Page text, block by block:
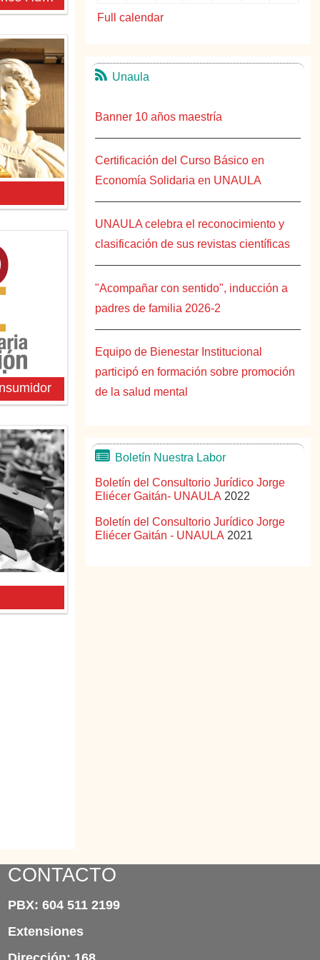
Full calendar
Unaula
Banner 10 años maestría
Certificación del Curso Básico en
Economía Solidaria en UNAULA
UNAULA celebra el reconocimiento y
clasificación de sus revistas científicas
"Acompañar con sentido", inducción a
padres de familia 2026-2
Equipo de Bienestar Institucional
participó en formación sobre promoción
de la salud mental
Boletín Nuestra Labor
Boletín del Consultorio Jurídico Jorge
Eliécer Gaitán- UNAULA 2022
Boletín del Consultorio Jurídico Jorge
Eliécer Gaitán - UNAULA 2021
CONTACTO
PBX: 604 511 2199
Extensiones